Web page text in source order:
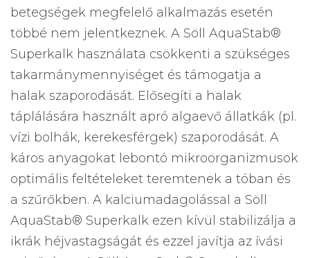
betegségek megfelelő alkalmazás esetén
többé nem jelentkeznek. A Söll AquaStab®
Superkalk használata csökkenti a szükséges
takarmánymennyiséget és támogatja a
halak szaporodását. Elősegíti a halak
táplálására használt apró algaevő állatkák (pl.
vízi bolhák, kerekesférgek) szaporodását. A
káros anyagokat lebontó mikroorganizmusok
optimális feltételeket teremtenek a tóban és
a szűrőkben. A kalciumadagolással a Söll
AquaStab® Superkalk ezen kívül stabilizálja a
ikrák héjvastagságát és ezzel javítja az ívási